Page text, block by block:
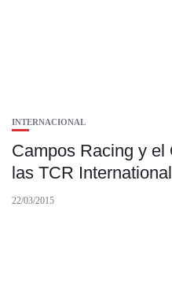
INTERNACIONAL
Campos Racing y el
las TCR
22/03/2015